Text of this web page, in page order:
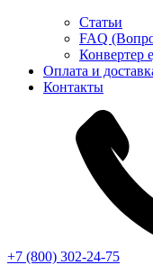
Статьи
FAQ
Конвертер
Оплата и
Контакты
+7 (800) 302-24-75